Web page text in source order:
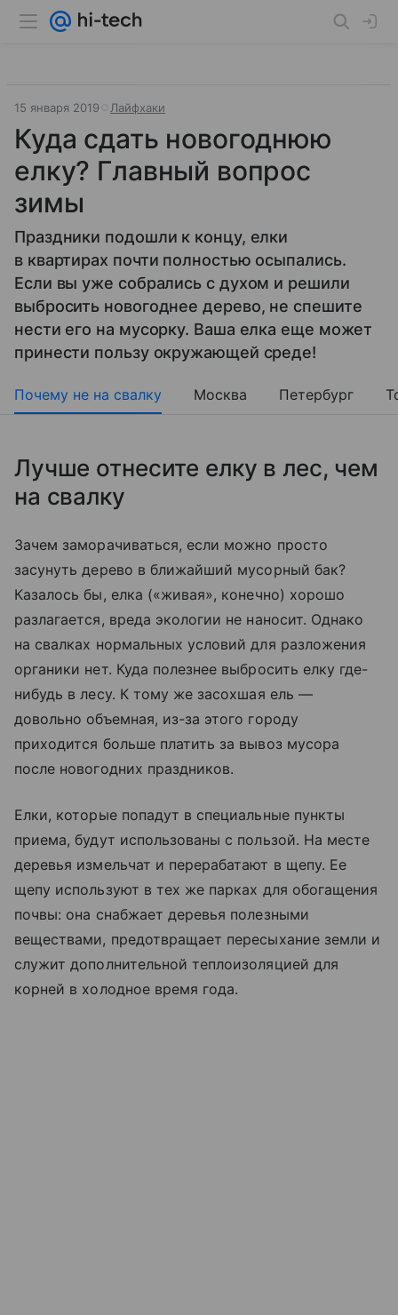
15 января 2019 Лайфхаки
Куда сдать новогоднюю
елку? Главный вопрос
зимы
Праздники подошли к концу, елки
в квартирах почти полностью осыпались.
Если вы уже собрались с духом и решили
выбросить новогоднее дерево, не спешите
нести его на мусорку. Ваша елка еще может
принести пользу окружающей среде!
Почему не на свалку Москва Петербург
Лучше отнесите елку в лес, чем
на свалку
Зачем заморачиваться, если можно просто
засунуть дерево в ближайший мусорный бак?
Казалось бы, елка («живая», конечно) хорошо
разлагается, вреда экологии не наносит. Однако
на свалках нормальных условий для разложения
органики нет. Куда полезнее выбросить елку где-
нибудь в лесу. К тому же засохшая ель —
довольно объемная, из-за этого городу
приходится больше платить за вывоз мусора
после новогодних праздников.
Елки, которые попадут в специальные пункты
приема, будут использованы с пользой. На месте
деревья измельчат и перерабатают в щепу. Ее
щепу используют в тех же парках для обогащения
почвы: она снабжает деревья полезными
веществами, предотвращает пересыхание земли и
служит дополнительной теплоизоляцией для
корней в холодное время года.